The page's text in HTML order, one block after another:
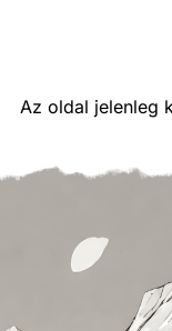
Az oldal jelenleg